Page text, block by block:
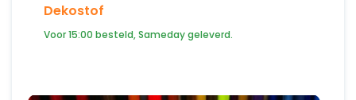
Dekostof
Voor 15:00 besteld, Sameday geleverd.